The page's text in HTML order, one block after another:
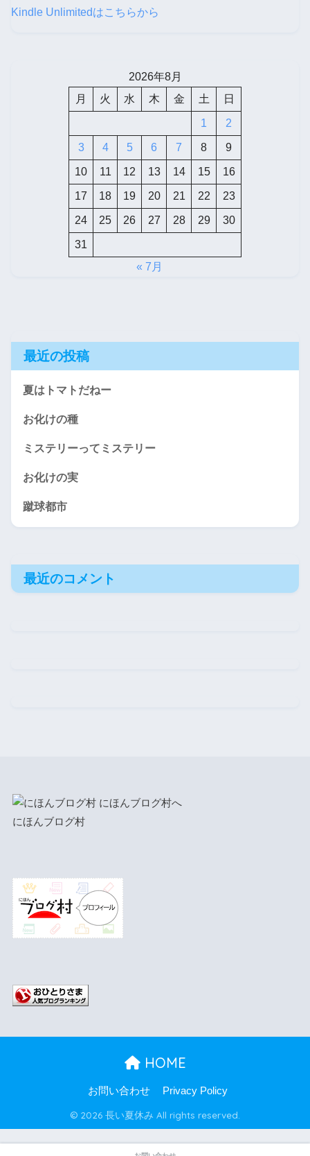
Kindle Unlimitedはこちらから
2026年8月
月
火 水 木 金 土 日
1 2
3 4 5 6 7 8 9
10 11 12 13 14 15 16
17 18 19 20 21 22 23
24 25 26 27 28 29 30
31
« 7月
最近の投稿
夏はトマトだねー
お化けの種
ミステリーってミステリー
お化けの実
蹴球都市
最近のコメント
にほんブログ村
HOME
お問い合わせ Privacy Policy
© 2026 長い夏休み All rights reserved.